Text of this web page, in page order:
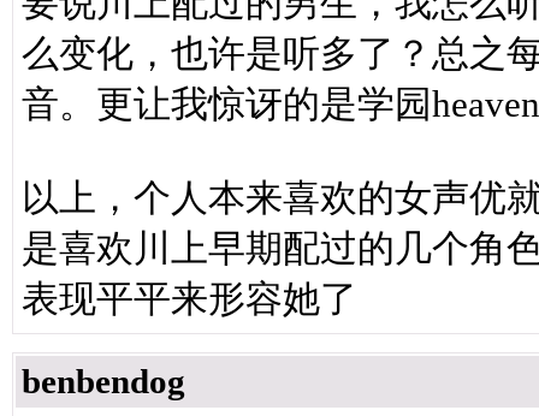
么变化，也许是听多了？总之
音。更让我惊讶的是学园
以上，个人本来喜欢的女声优
是喜欢川上早期配过的几个角
表现平平来形容她了
benbendog